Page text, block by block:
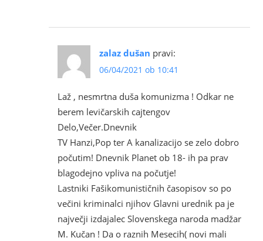
zalaz dušan pravi:
06/04/2021 ob 10:41
Laž , nesmrtna duša komunizma ! Odkar ne
berem levičarskih cajtengov
Delo,Večer.Dnevnik
TV Hanzi,Pop ter A kanalizacijo se zelo dobro
počutim! Dnevnik Planet ob 18- ih pa prav
blagodejno vpliva na počutje!
Lastniki Fašikomunističnih časopisov so po
večini kriminalci njihov Glavni urednik pa je
največji izdajalec Slovenskega naroda madžar
M. Kučan ! Da o raznih Mesecih( novi mali